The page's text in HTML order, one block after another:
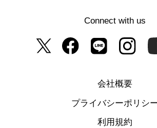
Connect with us
会社概要
プライバシーポリシ
利用規約